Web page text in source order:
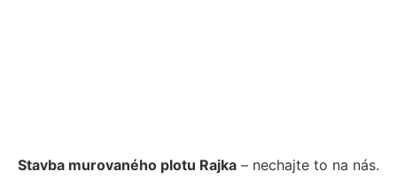
Stavba murovaného plotu Rajka – nechajte to na nás.